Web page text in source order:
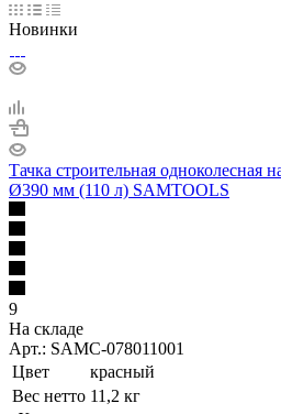
Новинки
Тачка строительная одноколесная
Ø390 мм (110 л) SAMTOOLS
9
На складе
Арт.: SAMC-078011001
Цвет
красный
Вес нетто 11,2 кг